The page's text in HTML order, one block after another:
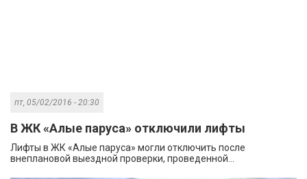
пт, 05/02/2016 - 20:30
В ЖК «Алые паруса» отключили лифты
Лифты в ЖК «Алые паруса» могли отключить после
внеплановой выездной проверки, проведенной...